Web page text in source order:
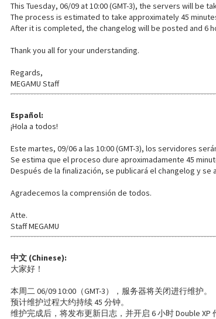
This Tuesday, 06/09 at 10:00 (GMT-3), the servers will be
The process is estimated to take approximately 45
After it is completed, the changelog will be posted and 6
Thank you all for your understanding.
Regards,
MEGAMU Staff
Español:
¡Hola a todos!
Este martes, 09/06 a las 10:00 (GMT-3), los servidores
Se estima que el proceso dure aproximadamente 45
Después de la finalización, se publicará el changelog y se
Agradecemos la comprensión de todos.
Atte.
Staff MEGAMU
中文 (Chinese):
大家好！
本周二 06/09 10:00（GMT-3），服务器将关闭进行维护。
预计维护过程大约持续 45 分钟。
维护完成后，将发布更新日志，并开启 6 小时 Double XP